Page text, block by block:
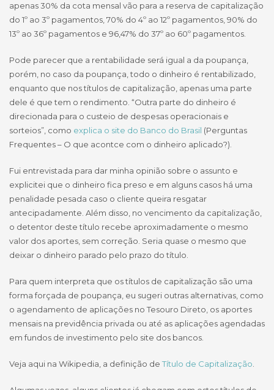
apenas 30% da cota mensal vão para a reserva de capitalização
do 1º ao 3º pagamentos, 70% do 4º ao 12º pagamentos, 90% do
13º ao 36º pagamentos e 96,47% do 37º ao 60º pagamentos.
Pode parecer que a rentabilidade será igual a da poupança,
porém, no caso da poupança, todo o dinheiro é rentabilizado,
enquanto que nos títulos de capitalização, apenas uma parte
dele é que tem o rendimento. “Outra parte do dinheiro é
direcionada para o custeio de despesas operacionais e
sorteios”, como explica o site do Banco do Brasil (Perguntas
Frequentes – O que acontce com o dinheiro aplicado?).
Fui entrevistada para dar minha opinião sobre o assunto e
explicitei que o dinheiro fica preso e em alguns casos há uma
penalidade pesada caso o cliente queira resgatar
antecipadamente. Além disso, no vencimento da capitalização,
o detentor deste título recebe aproximadamente o mesmo
valor dos aportes, sem correção. Seria quase o mesmo que
deixar o dinheiro parado pelo prazo do título.
Para quem interpreta que os títulos de capitalização são uma
forma forçada de poupança, eu sugeri outras alternativas, como
o agendamento de aplicações no Tesouro Direto, os aportes
mensais na previdência privada ou até as aplicações agendadas
em fundos de investimento pelo site dos bancos.
Veja aqui na Wikipedia, a definição de Título de Capitalização.